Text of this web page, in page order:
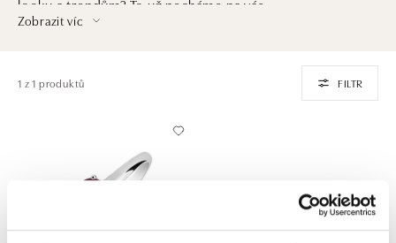
looku a trendům? To už necháme na vás.
Zobrazit víc
1 z 1 produktů FILTR